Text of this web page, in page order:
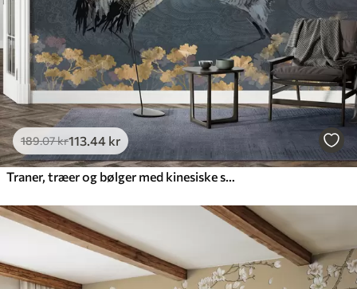
189.07kr113 .44 kr